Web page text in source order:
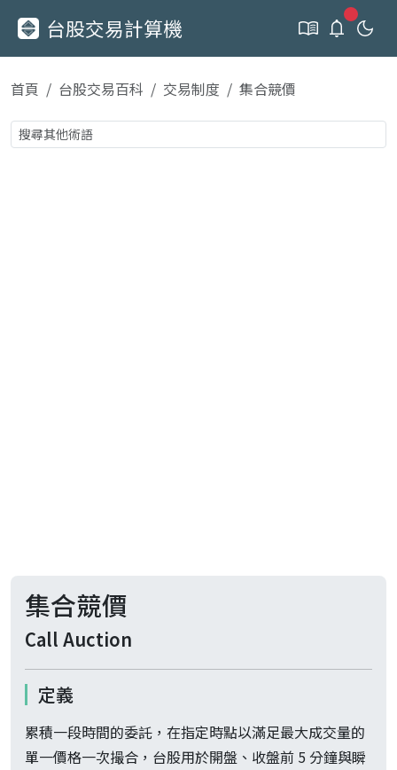
台股交易計算機 新通知
首頁 台股交易百科 交易制度 集合競價
集合競價
Call Auction
定義
累積一段時間的委託，在指定時點以滿足最大成交量的
單一價格一次撮合，台股用於開盤、收盤前 5 分鐘與瞬